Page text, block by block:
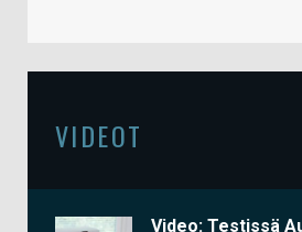
VIDEOT
Video: Testissä